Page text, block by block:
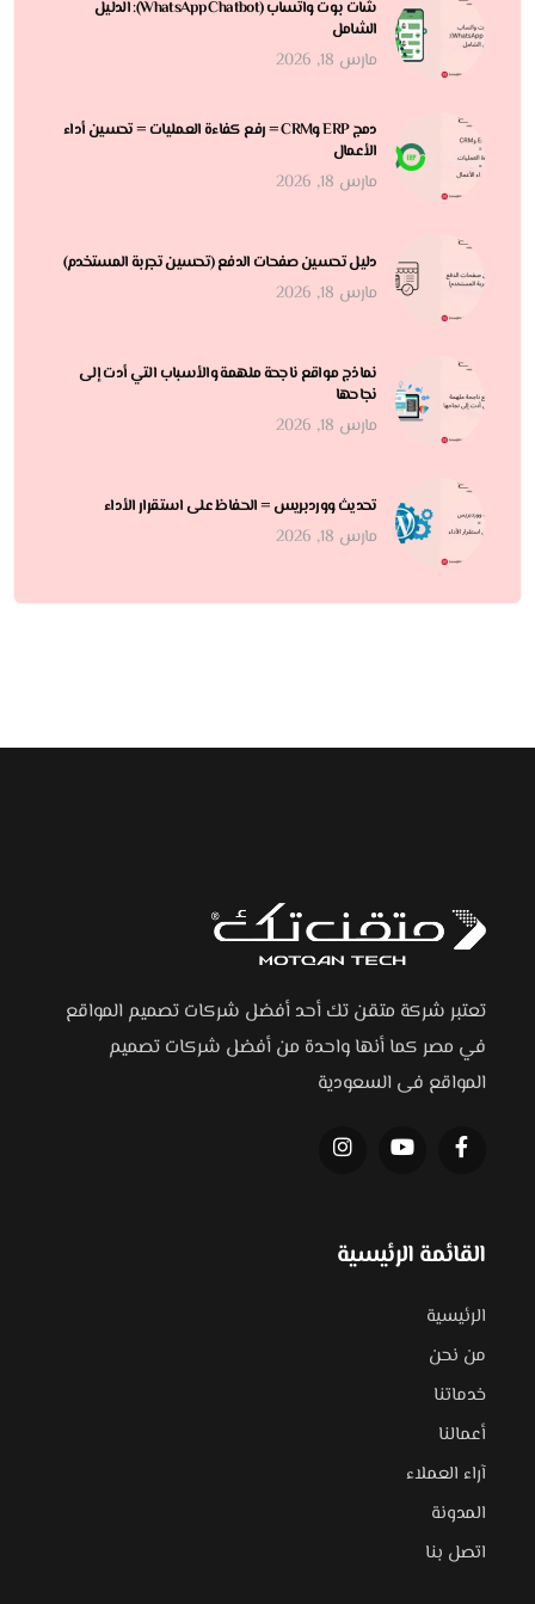
شات بوت واتساب (WhatsApp Chatbot): الدليل
الشامل
مارس 18, 2026
دمج ERP وCRM = رفع كفاءة العمليات = تحسين أداء
الأعمال
مارس 18, 2026
دليل تحسين صفحات الدفع (تحسين تجربة المستخدم)
مارس 18, 2026
نماذج مواقع ناجحة ملهمة والأسباب التي أدت إلى
نجاحها
مارس 18, 2026
تحديث ووردبريس = الحفاظ على استقرار الأداء
مارس 18, 2026
تعتبر شركة متقن تك أحد أفضل شركات تصميم المواقع
في مصر كما أنها واحدة من أفضل شركات تصميم
المواقع فى السعودية
القائمة الرئيسية
الرئيسية
من نحن
خدماتنا
أعمالنا
آراء العملاء
المدونة
اتصل بنا